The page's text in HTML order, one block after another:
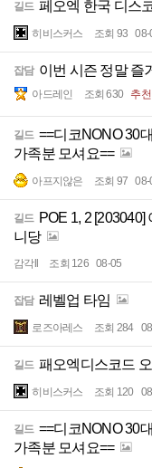
길드 페오엑 한국 디스
히비스커스 조회 93 08-
잡담 이번 시즌 정말 즐
아드레인 조회 630 추
길드 ==디코NONO 30
가족분 모셔요==
아프지않은 조회 97 08-
길드 POE 1, 2
니당
감각ll 조회 126 08-05
잡담 레벨업 타임
로즈아레스 조회 284
길드 패오엑디스코드
히비스커스 조회 120
길드 ==디코NONO 30
가족분 모셔요==